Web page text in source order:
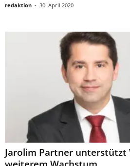
redaktion - 30. April 2020
Jarolim Partner unterstützt